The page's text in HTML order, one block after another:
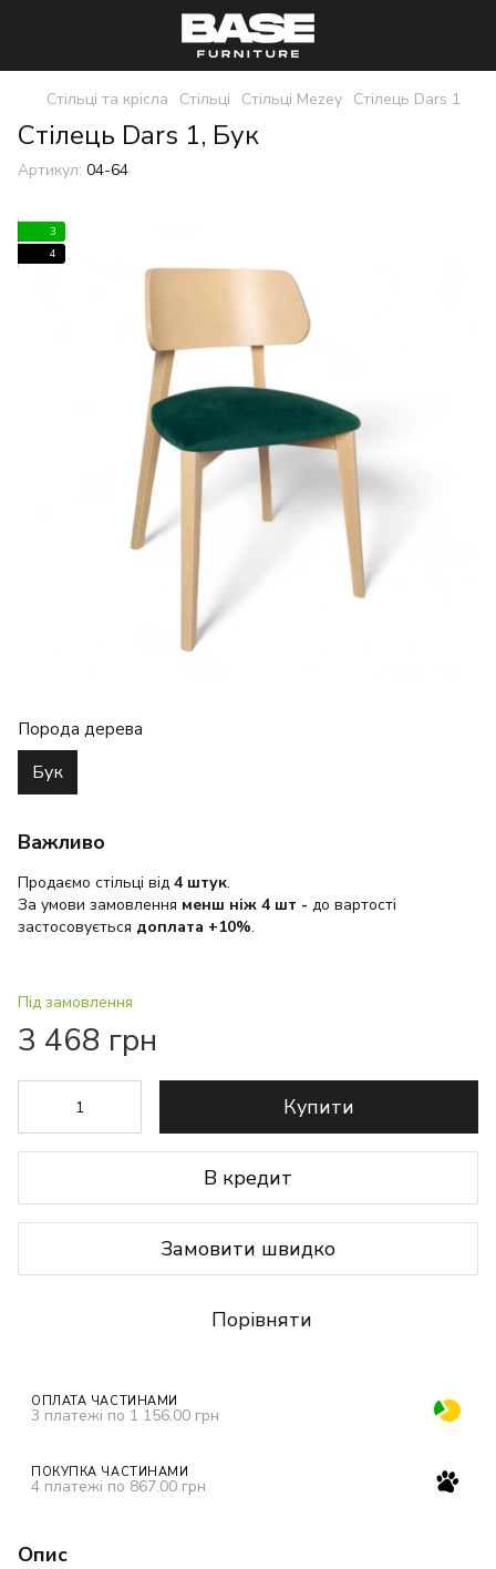
Стільці та крісла Стільці Стільці Mezey Стілець Dars 1
Стілець Dars 1, Бук
Артикул: 04-64
3
4
Порода дерева
Бук
Важливо
Продаємо стільці від 4 штук.
За умови замовлення менш ніж 4 шт - до вартості
застосовується доплата +10%.
Під замовлення
3 468 грн
Купити
В кредит
Замовити швидко
Порівняти
ОПЛАТА ЧАСТИНАМИ
3 платежі по 1 156.00 грн
ПОКУПКА ЧАСТИНАМИ
4 платежі по 867.00 грн
Опис